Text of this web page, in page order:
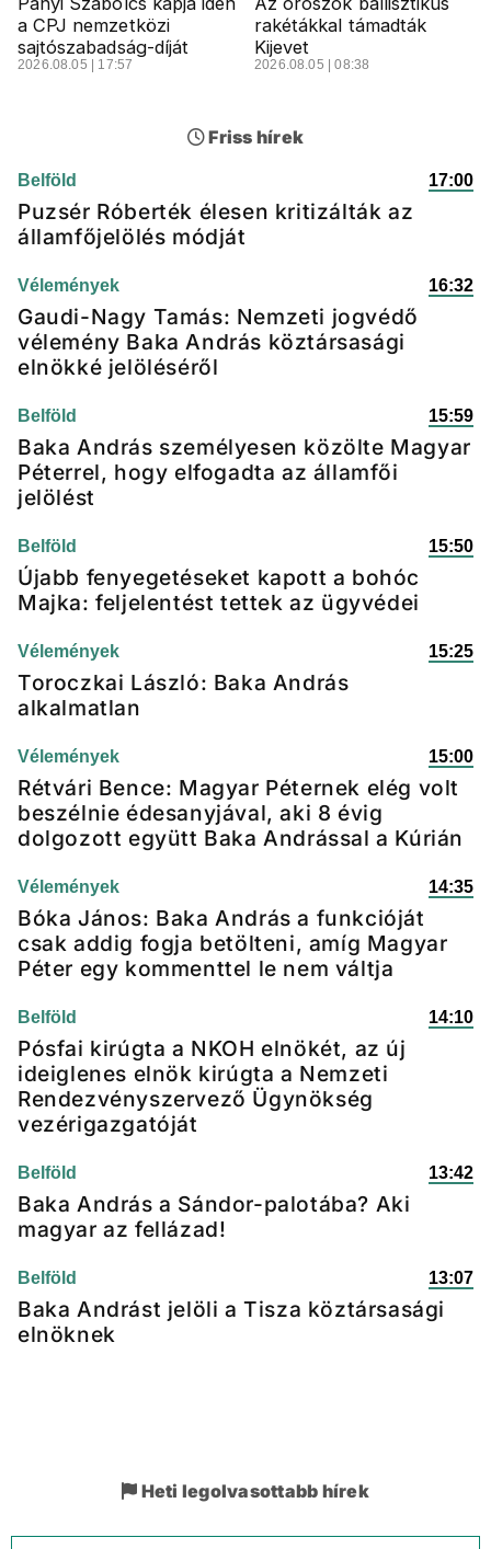
a CPJ nemzetközi
sajtószabadság-díját
2026.08.05 | 17:57
rakétákkal támadták
Kijevet
2026.08.05 | 08:38
Friss hírek
Belföld 17:00
Puzsér Róberték élesen kritizálták az
államfőjelölés módját
Vélemények 16:32
Gaudi-Nagy Tamás: Nemzeti jogvédő
vélemény Baka András köztársasági
elnökké jelöléséről
Belföld 15:59
Baka András személyesen közölte Magyar
Péterrel, hogy elfogadta az államfői
jelölést
Belföld 15:50
Újabb fenyegetéseket kapott a bohóc
Majka: feljelentést tettek az ügyvédei
Vélemények 15:25
Toroczkai László: Baka András
alkalmatlan
Vélemények 15:00
Rétvári Bence: Magyar Péternek elég volt
beszélnie édesanyjával, aki 8 évig
dolgozott együtt Baka Andrással a Kúrián
Vélemények 14:35
Bóka János: Baka András a funkcióját
csak addig fogja betölteni, amíg Magyar
Péter egy kommenttel le nem váltja
Belföld 14:10
Pósfai kirúgta a NKOH elnökét, az új
ideiglenes elnök kirúgta a Nemzeti
Rendezvényszervező Ügynökség
vezérigazgatóját
Belföld 13:42
Baka András a Sándor-palotába? Aki
magyar az fellázad!
Belföld 13:07
Baka Andrást jelöli a Tisza köztársasági
elnöknek
Heti legolvasottabb hírek